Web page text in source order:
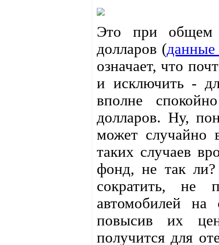
Это при общем
долларов (
означает, что
и исключить -
вполне
долларов. Ну,
может случайно
таких случаев
фонд, не так
сократить, не
автомобилей на
повысив их
получится для